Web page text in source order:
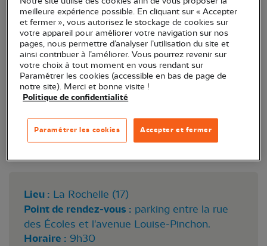
qui volètent le long du canal de Rompsay.
Lieu : La Rochelle (17)
Point de rendez-vous : parking entre la rue
des Écoles et l'avenue Louise-Pinchon.
Horaire : 9h30
meilleure expérience possible. En cliquant sur « Accepter
et fermer », vous autorisez le stockage de cookies sur
votre appareil pour améliorer votre navigation sur nos
pages, nous permettre d’analyser l’utilisation du site et
ainsi contribuer à l’améliorer. Vous pourrez revenir sur
votre choix à tout moment en vous rendant sur
Paramétrer les cookies (accessible en bas de page de
notre site). Merci et bonne visite !
Politique de confidentialité
Accepter et fermer
Paramétrer les cookies